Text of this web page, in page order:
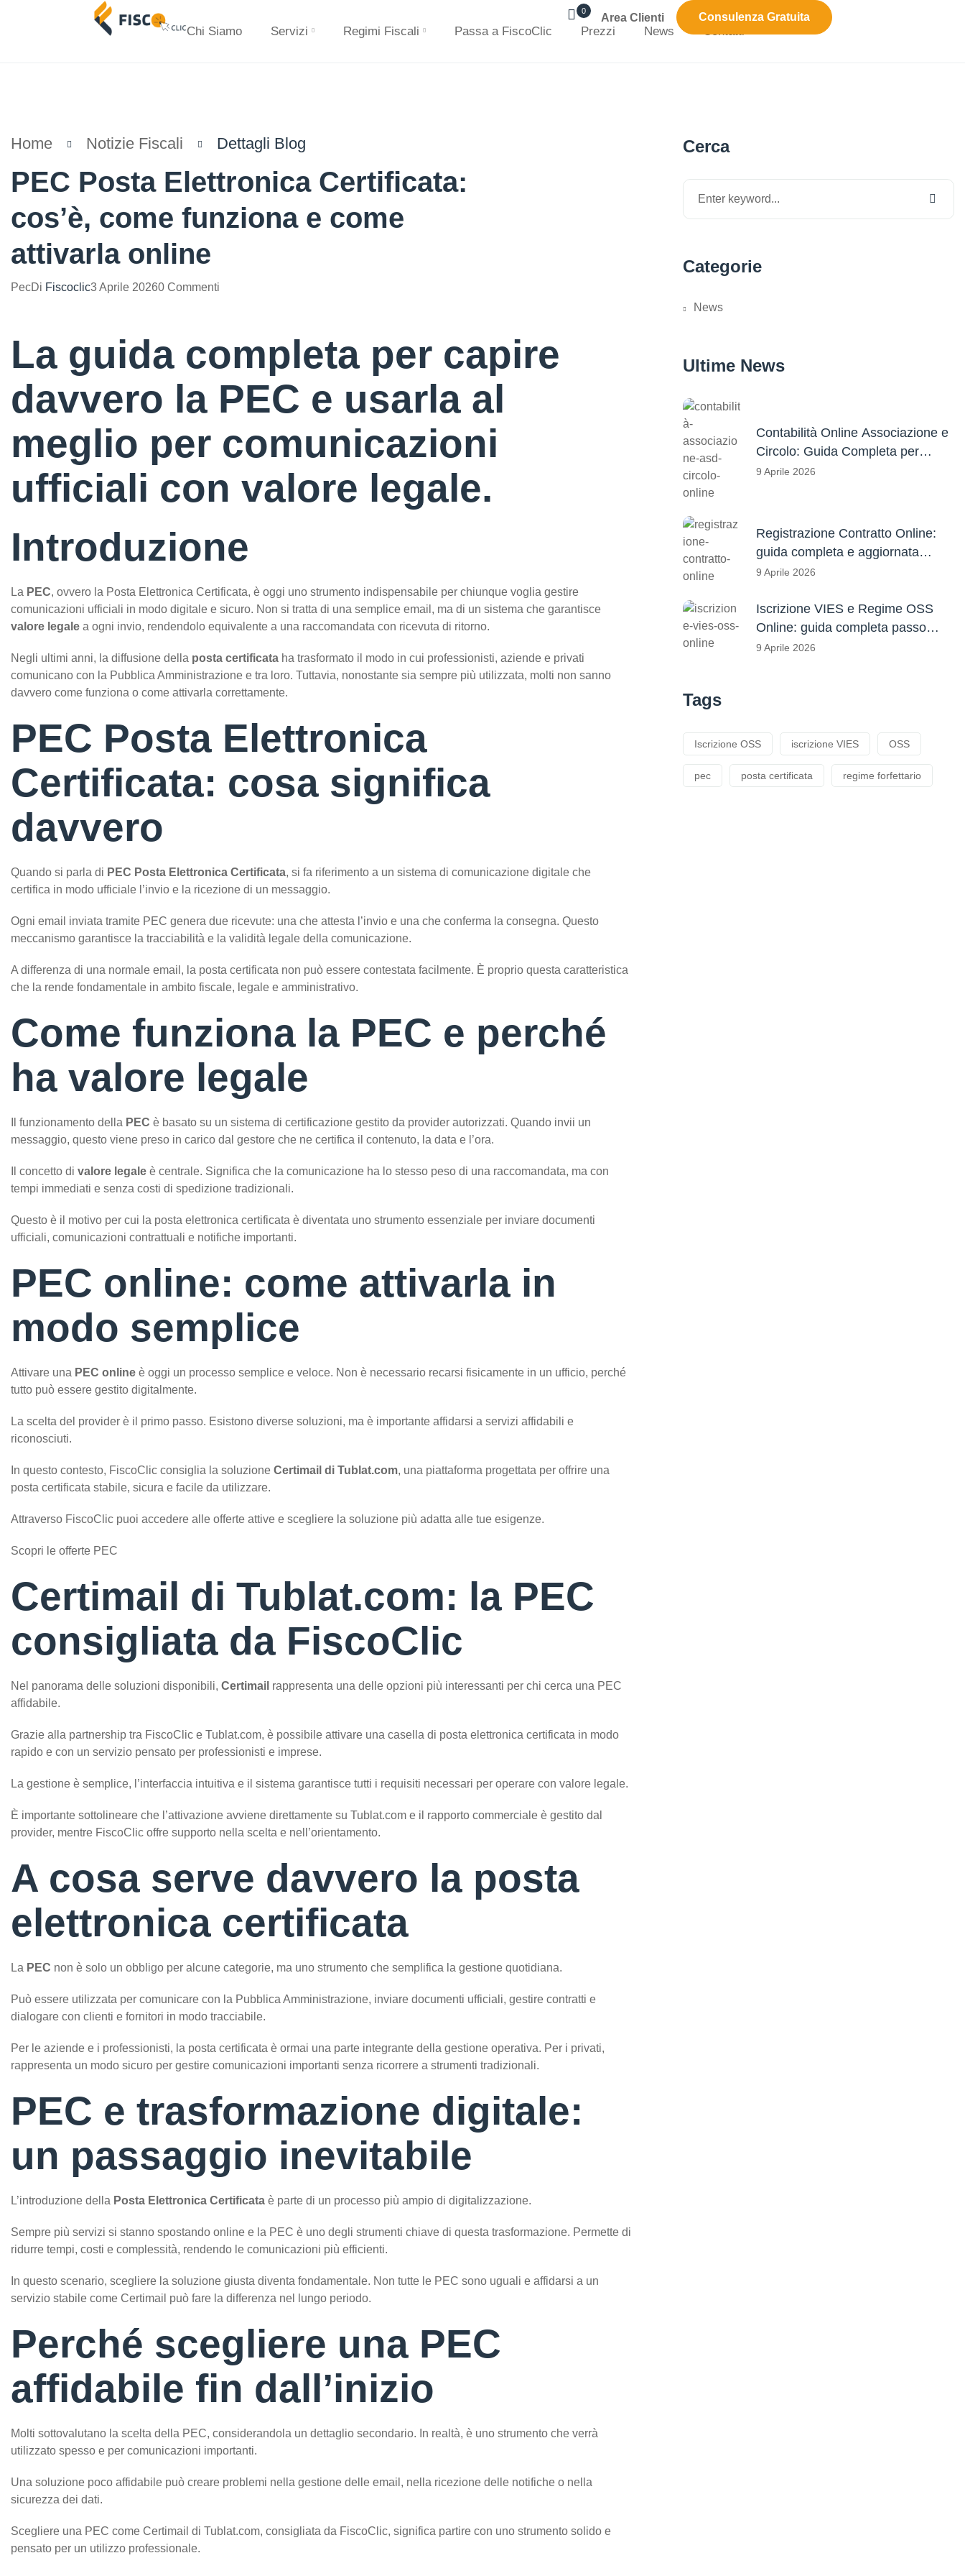
Chi Siamo Servizi Regimi Fiscali Passa a FiscoClic Prezzi News Contatti
0
Area Clienti Consulenza Gratuita
Home Notizie Fiscali Dettagli Blog
PEC Posta Elettronica Certificata:
cos’è, come funziona e come
attivarla online
PecDi Fiscoclic3 Aprile 20260 Commenti
La guida completa per capire
davvero la PEC e usarla al
meglio per comunicazioni
ufficiali con valore legale.
Introduzione
La PEC, ovvero la Posta Elettronica Certificata, è oggi uno strumento indispensabile per chiunque voglia gestire
comunicazioni ufficiali in modo digitale e sicuro. Non si tratta di una semplice email, ma di un sistema che garantisce
valore legale a ogni invio, rendendolo equivalente a una raccomandata con ricevuta di ritorno.
Negli ultimi anni, la diffusione della posta certificata ha trasformato il modo in cui professionisti, aziende e privati
comunicano con la Pubblica Amministrazione e tra loro. Tuttavia, nonostante sia sempre più utilizzata, molti non sanno
davvero come funziona o come attivarla correttamente.
PEC Posta Elettronica
Certificata: cosa significa
davvero
Quando si parla di PEC Posta Elettronica Certificata, si fa riferimento a un sistema di comunicazione digitale che
certifica in modo ufficiale l’invio e la ricezione di un messaggio.
Ogni email inviata tramite PEC genera due ricevute: una che attesta l’invio e una che conferma la consegna. Questo
meccanismo garantisce la tracciabilità e la validità legale della comunicazione.
A differenza di una normale email, la posta certificata non può essere contestata facilmente. È proprio questa caratteristica
che la rende fondamentale in ambito fiscale, legale e amministrativo.
Come funziona la PEC e perché
ha valore legale
Il funzionamento della PEC è basato su un sistema di certificazione gestito da provider autorizzati. Quando invii un
messaggio, questo viene preso in carico dal gestore che ne certifica il contenuto, la data e l’ora.
Il concetto di valore legale è centrale. Significa che la comunicazione ha lo stesso peso di una raccomandata, ma con
tempi immediati e senza costi di spedizione tradizionali.
Questo è il motivo per cui la posta elettronica certificata è diventata uno strumento essenziale per inviare documenti
ufficiali, comunicazioni contrattuali e notifiche importanti.
PEC online: come attivarla in
modo semplice
Attivare una PEC online è oggi un processo semplice e veloce. Non è necessario recarsi fisicamente in un ufficio, perché
tutto può essere gestito digitalmente.
La scelta del provider è il primo passo. Esistono diverse soluzioni, ma è importante affidarsi a servizi affidabili e
riconosciuti.
In questo contesto, FiscoClic consiglia la soluzione Certimail di Tublat.com, una piattaforma progettata per offrire una
posta certificata stabile, sicura e facile da utilizzare.
Attraverso FiscoClic puoi accedere alle offerte attive e scegliere la soluzione più adatta alle tue esigenze.
Scopri le offerte PEC
Certimail di Tublat.com: la PEC
consigliata da FiscoClic
Nel panorama delle soluzioni disponibili, Certimail rappresenta una delle opzioni più interessanti per chi cerca una PEC
affidabile.
Grazie alla partnership tra FiscoClic e Tublat.com, è possibile attivare una casella di posta elettronica certificata in modo
rapido e con un servizio pensato per professionisti e imprese.
La gestione è semplice, l’interfaccia intuitiva e il sistema garantisce tutti i requisiti necessari per operare con valore legale.
È importante sottolineare che l’attivazione avviene direttamente su Tublat.com e il rapporto commerciale è gestito dal
provider, mentre FiscoClic offre supporto nella scelta e nell’orientamento.
A cosa serve davvero la posta
elettronica certificata
La PEC non è solo un obbligo per alcune categorie, ma uno strumento che semplifica la gestione quotidiana.
Può essere utilizzata per comunicare con la Pubblica Amministrazione, inviare documenti ufficiali, gestire contratti e
dialogare con clienti e fornitori in modo tracciabile.
Per le aziende e i professionisti, la posta certificata è ormai una parte integrante della gestione operativa. Per i privati,
rappresenta un modo sicuro per gestire comunicazioni importanti senza ricorrere a strumenti tradizionali.
PEC e trasformazione digitale:
un passaggio inevitabile
L’introduzione della Posta Elettronica Certificata è parte di un processo più ampio di digitalizzazione.
Sempre più servizi si stanno spostando online e la PEC è uno degli strumenti chiave di questa trasformazione. Permette di
ridurre tempi, costi e complessità, rendendo le comunicazioni più efficienti.
In questo scenario, scegliere la soluzione giusta diventa fondamentale. Non tutte le PEC sono uguali e affidarsi a un
servizio stabile come Certimail può fare la differenza nel lungo periodo.
Perché scegliere una PEC
affidabile fin dall’inizio
Molti sottovalutano la scelta della PEC, considerandola un dettaglio secondario. In realtà, è uno strumento che verrà
utilizzato spesso e per comunicazioni importanti.
Una soluzione poco affidabile può creare problemi nella gestione delle email, nella ricezione delle notifiche o nella
sicurezza dei dati.
Scegliere una PEC come Certimail di Tublat.com, consigliata da FiscoClic, significa partire con uno strumento solido e
pensato per un utilizzo professionale.
Cerca
Categorie
News
Ultime News
Contabilità Online Associazione e
Circolo: Guida Completa per
Gestire Bilanci e Obblighi Senza
9 Aprile 2026
Registrazione Contratto Online:
guida completa e aggiornata
passo dopo passo
9 Aprile 2026
Iscrizione VIES e Regime OSS
Online: guida completa passo
dopo passo
9 Aprile 2026
Tags
Iscrizione OSS iscrizione VIES OSS
pec posta certificata regime forfettario